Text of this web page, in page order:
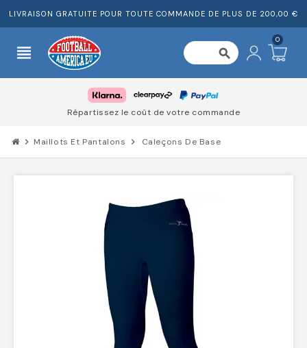
LIVRAISON GRATUITE POUR TOUTE COMMANDE DE PLUS DE 200,00 €
view_headline search
0
Répartissez le coût de votre commande
chevron_right Maillots Et Pantalons chevron_right Caleçons De Base